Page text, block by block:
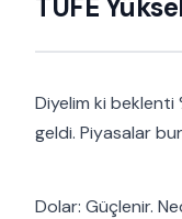
TÜFE
Diyelim ki beklenti
geldi. Piyasalar
Dolar: Güçlenir.